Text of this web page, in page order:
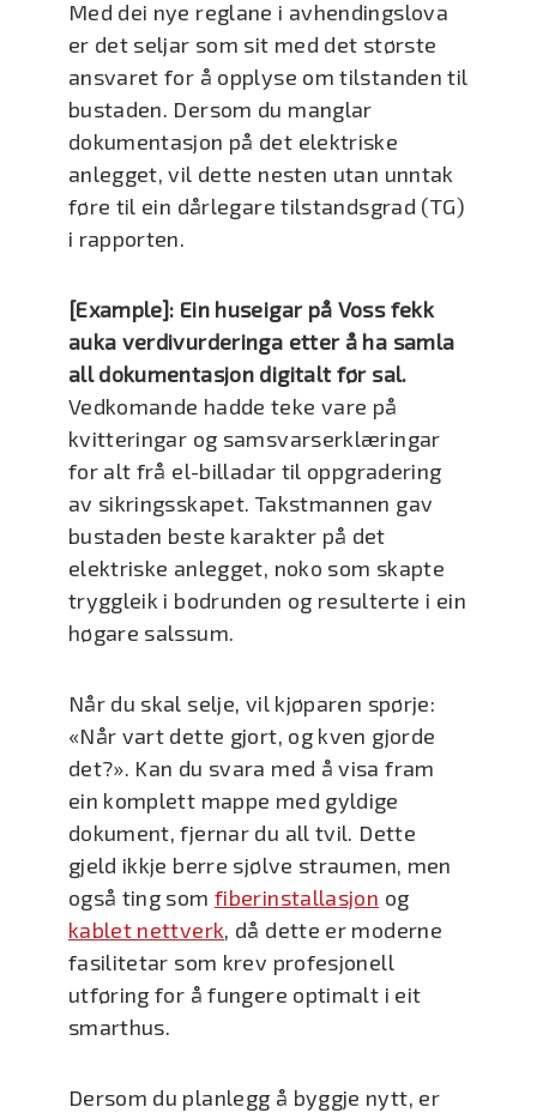
Med dei nye reglane i avhendingslova
er det seljar som sit med det største
ansvaret for å opplyse om tilstanden til
bustaden. Dersom du manglar
dokumentasjon på det elektriske
anlegget, vil dette nesten utan unntak
føre til ein dårlegare tilstandsgrad (TG)
i rapporten.
[Example]: Ein huseigar på Voss fekk
auka verdivurderinga etter å ha samla
all dokumentasjon digitalt før sal.
Vedkomande hadde teke vare på
kvitteringar og samsvarserklæringar
for alt frå el-billadar til oppgradering
av sikringsskapet. Takstmannen gav
bustaden beste karakter på det
elektriske anlegget, noko som skapte
tryggleik i bodrunden og resulterte i ein
høgare salssum.
Når du skal selje, vil kjøparen spørje:
«Når vart dette gjort, og kven gjorde
det?». Kan du svara med å visa fram
ein komplett mappe med gyldige
dokument, fjernar du all tvil. Dette
gjeld ikkje berre sjølve straumen, men
også ting som fiberinstallasjon og
kablet nettverk, då dette er moderne
fasilitetar som krev profesjonell
utføring for å fungere optimalt i eit
smarthus.
Dersom du planlegg å byggje nytt, er